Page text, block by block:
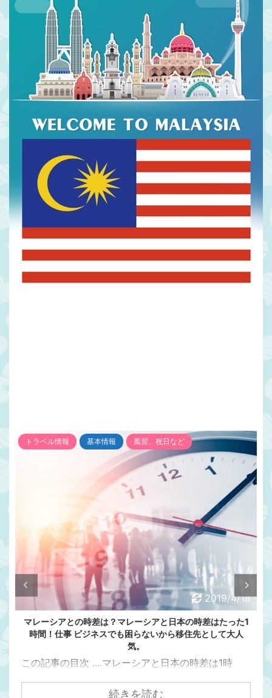
インフラ トラベル情報 電圧
2019/4/4
変圧器は？コンセントは？変換プラグは？マレーシアの電圧
は日本と違います。マレーシアの観光、旅行者必見！
この記事の目次 ....マレーシアでもスマホを充電した
いな～と思いますよね？そのままでは充電できませ
ん。マレーシアの電圧は日本と違います。マレーシ
アの電圧の電圧、周波数、プラグの違いについてま
続きを読む